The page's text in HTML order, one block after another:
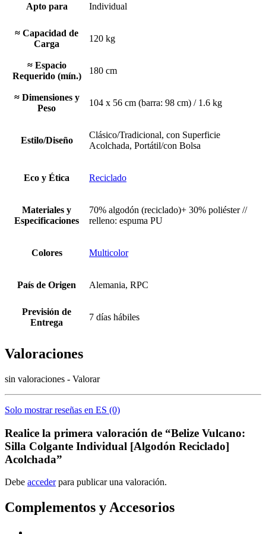
Apto para Individual
≈ Capacidad de
Carga
120 kg
≈ Espacio
Requerido (mín.)
180 cm
≈ Dimensiones y
Peso
104 x 56 cm (barra: 98 cm) / 1.6 kg
Estilo/Diseño
Clásico/Tradicional, con Superficie
Acolchada, Portátil/con Bolsa
Eco y Ética Reciclado
Materiales y
Especificaciones
70% algodón (reciclado)+ 30% poliéster //
relleno: espuma PU
Colores Multicolor
País de Origen Alemania, RPC
Previsión de
Entrega
7 días hábiles
Valoraciones
sin valoraciones - Valorar
Solo mostrar reseñas en ES (0)
Realice la primera valoración de “Belize Vulcano:
Silla Colgante Individual [Algodón Reciclado]
Acolchada”
Debe accederpara publicar una valoración.
Complementos y Accesorios